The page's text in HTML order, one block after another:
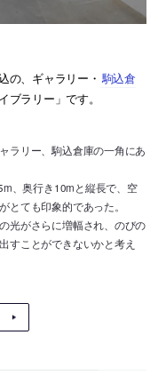
の、ギャラリー・ 駒込倉
ラリー」です。
ラリー、駒込倉庫の一角にあ
、奥行き10mと縦長で、空
とても印象的であった。
光がさらに増幅され、のびの
すことができないかと考え